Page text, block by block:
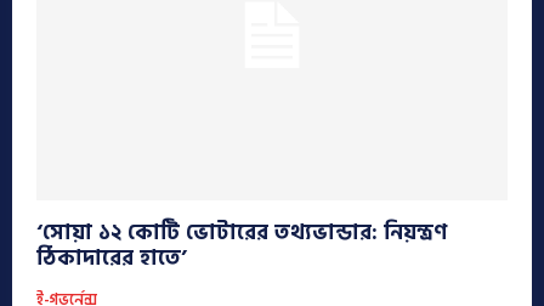
‘সোয়া ১২ কোটি ভোটারের তথ্যভান্ডার: নিয়ন্ত্রণ
ঠিকাদারের হাতে’
ই-গভর্নেন্স